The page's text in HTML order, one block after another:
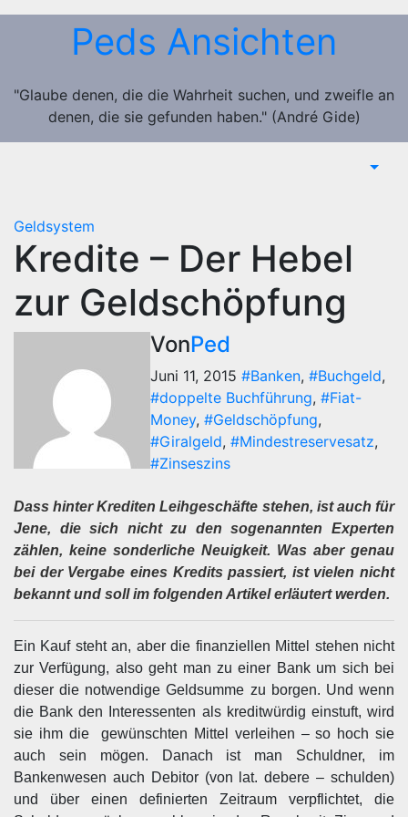
Zum
Peds Ansichten
"Glaube denen, die die Wahrheit suchen, und zweifle an
denen, die sie gefunden haben." (André Gide)
Geldsystem
Kredite – Der Hebel
zur Geldschöpfung
VonPed
Juni 11, 2015 #Banken, #Buchgeld,
#doppelte Buchführung, #Fiat-
Money, #Geldschöpfung,
#Giralgeld, #Mindestreservesatz,
#Zinseszins
Dass hinter Krediten Leihgeschäfte stehen, ist auch für
Jene, die sich nicht zu den sogenannten Experten
zählen, keine sonderliche Neuigkeit. Was aber genau
bei der Vergabe eines Kredits passiert, ist vielen nicht
bekannt und soll im folgenden Artikel erläutert werden.
Ein Kauf steht an, aber die finanziellen Mittel stehen nicht
zur Verfügung, also geht man zu einer Bank um sich bei
dieser die notwendige Geldsumme zu borgen. Und wenn
die Bank den Interessenten als kreditwürdig einstuft, wird
sie ihm die gewünschten Mittel verleihen – so hoch sie
auch sein mögen. Danach ist man Schuldner, im
Bankenwesen auch Debitor (von lat. debere – schulden)
und über einen definierten Zeitraum verpflichtet, die